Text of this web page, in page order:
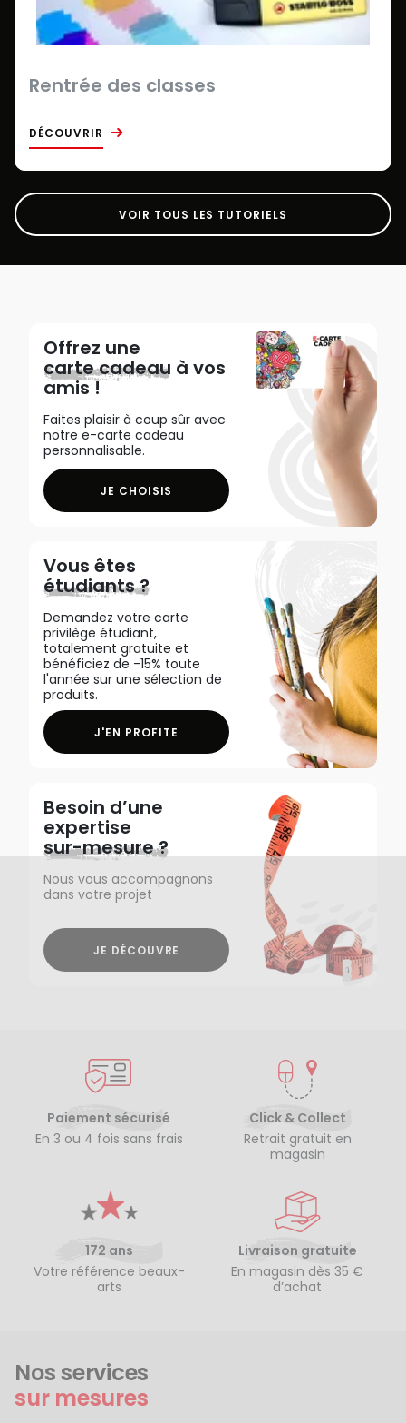
Rentrée des classes
DÉCOUVRIR
VOIR TOUS LES TUTORIELS
Offrez une
carte cadeau à vos
amis !
Faites plaisir à coup sûr avec
notre e-carte cadeau
personnalisable.
JE CHOISIS
Vous êtes
étudiants ?
Demandez votre carte
privilège étudiant,
totalement gratuite et
bénéficiez de -15% toute
l'année sur une sélection de
produits.
J'EN PROFITE
Besoin d’une
expertise
sur-mesure ?
Nous vous accompagnons
dans votre projet
JE DÉCOUVRE
Paiement sécurisé
En 3 ou 4 fois sans frais
Click & Collect
Retrait gratuit en
magasin
172 ans
Votre référence beaux-
arts
Livraison gratuite
En magasin dès 35 €
d’achat
Nos services
sur mesures